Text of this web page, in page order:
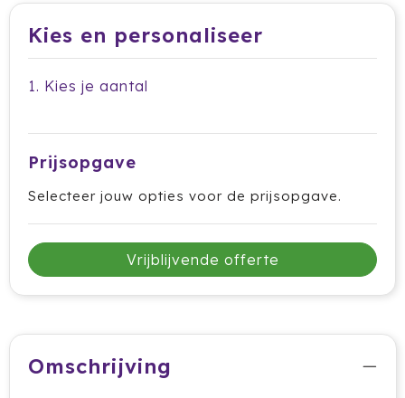
Reizen & Onderweg
Overige
Dag van de Medewerker
Dag van de Thuiswerker
ByOn
CamelBak
CaseLogic
Charles Dickens®
Circular&Co.
Clique
Contigo
Correctbook
Craft
Kies en personaliseer
1. Kies je aantal
Prijsopgave
Selecteer jouw opties voor de prijsopgave.
Vrijblijvende offerte
Omschrijving